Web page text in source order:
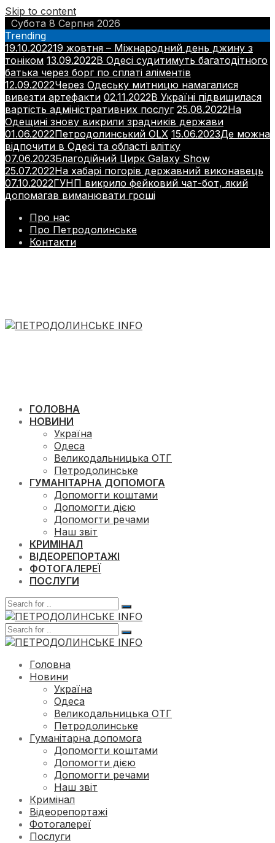
Skip to content
Субота 8 Серпня 2026
Trending
19.10.202219 жовтня – Міжнародний день джину з
тоніком 13.09.2022В Одесі судитимуть багатодітного
батька через борг по сплаті аліментів
12.09.2022Через Одеську митницю намагалися
вивезти артефакти 02.11.2022В Україні підвищилася
вартість адміністративних послуг 25.08.2022На
Одещині знову викрили зрадників держави
01.06.2022Петродолинський OLX 15.06.2023Де можна
відпочити в Одесі та області влітку
07.06.2023Благодійний Цирк Galaxy Show
25.07.2022На хабарі погорів державний виконавець
07.10.2022ГУНП викрило фейковий чат-бот, який
допомагав виманювати гроші
Про нас
Про Петродолинське
Контакти
ГОЛОВНА
НОВИНИ
Україна
Одеса
Великодальницька ОТГ
Петродолинське
ГУМАНІТАРНА ДОПОМОГА
Допомогти коштами
Допомогти дією
Допомогти речами
Наш звіт
КРИМІНАЛ
ВІДЕОРЕПОРТАЖІ
ФОТОГАЛЕРЕЇ
ПОСЛУГИ
Головна
Новини
Україна
Одеса
Великодальницька ОТГ
Петродолинське
Гуманітарна допомога
Допомогти коштами
Допомогти дією
Допомогти речами
Наш звіт
Кримінал
Відеорепортажі
Фотогалереї
Послуги